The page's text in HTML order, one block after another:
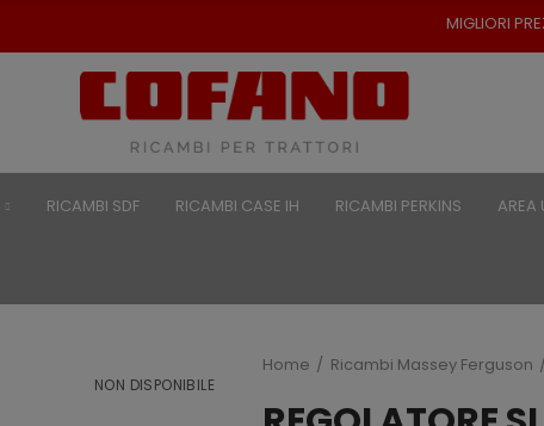
MIGLIORI PREZZI PER RICAMBI
RICAMBI SDF RICAMBI CASE IH RICAMBI PERKINS AREA
NON DISPONIBILE
Home Ricambi Massey Ferguson